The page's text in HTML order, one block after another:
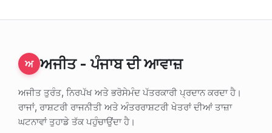
ਅ ਅਜੀਤ - ਪੰਜਾਬ ਦੀ ਆਵਾਜ਼
ਅਜੀਤ ਤੁਰੰਤ, ਨਿਰਪੱਖ ਅਤੇ ਭਰੋਸੇਮੰਦ ਪੱਤਰਕਾਰੀ ਪ੍ਰਦਾਨ ਕਰਦਾ ਹੈ।
ਰਾਜਾਂ, ਰਾਸ਼ਟਰੀ ਰਾਜਨੀਤੀ ਅਤੇ ਅੰਤਰਰਾਸ਼ਟਰੀ ਖੇਤਰਾਂ ਦੀਆਂ ਤਾਜ਼ਾ
ਘਟਨਾਵਾਂ ਤੁਹਾਡੇ ਤੱਕ ਪਹੁੰਚਾਉਂਦਾ ਹੈ।